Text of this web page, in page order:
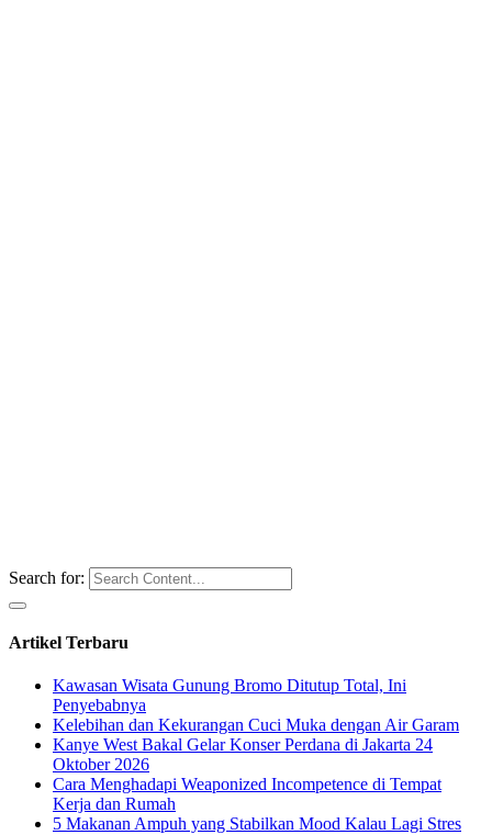
Search for:
Artikel Terbaru
Kawasan Wisata Gunung Bromo Ditutup Total, Ini
Penyebabnya
Kelebihan dan Kekurangan Cuci Muka dengan Air Garam
Kanye West Bakal Gelar Konser Perdana di Jakarta 24
Oktober 2026
Cara Menghadapi Weaponized Incompetence di Tempat
Kerja dan Rumah
5 Makanan Ampuh yang Stabilkan Mood Kalau Lagi Stres